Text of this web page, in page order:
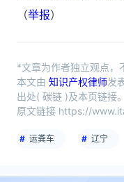
（举报）
*文章为作者独立观点，
本文由 知识产权律师发
出处( 碳链 )及本页链接。
原文链接 https://
运粪车 辽宁